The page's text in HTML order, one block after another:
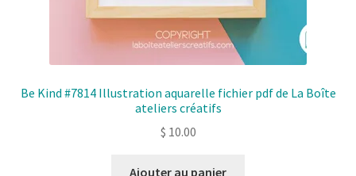
Be Kind #7814 Illustration aquarelle fichier pdf de La Boîte
ateliers créatifs
$ 10.00
Ajouter au panier